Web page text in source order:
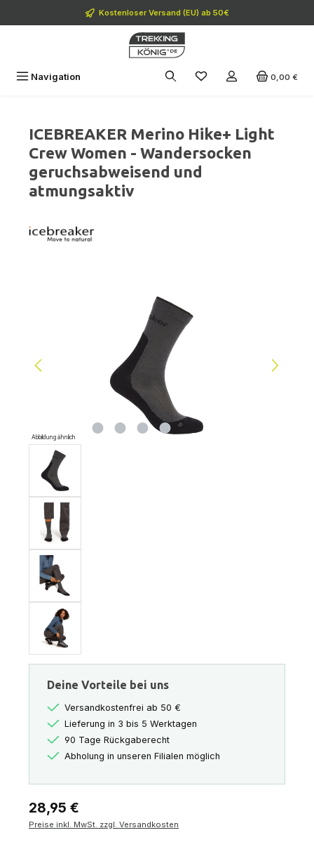
Zum Hauptinhalt springenKostenloser Versand (EU) ab 50€
Navigation 0,00 €
ICEBREAKER Merino Hike+ Light
Crew Women - Wandersocken
geruchsabweisend und
atmungsaktiv
Abbildung ähnlich
Deine Vorteile bei uns
Versandkostenfrei ab 50 €
Lieferung in 3 bis 5 Werktagen
90 Tage Rückgaberecht
Abholung in unseren Filialen möglich
Regulärer Preis:
28,95 €
Preise inkl. MwSt. zzgl. Versandkosten